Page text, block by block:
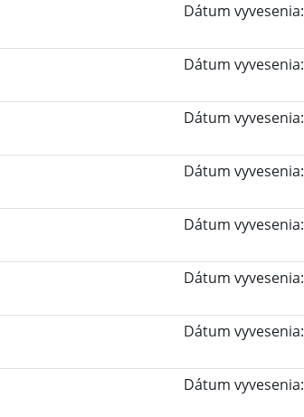
Dátum vyvesenia:
Dátum vyvesenia:
Dátum vyvesenia:
Dátum vyvesenia:
Dátum vyvesenia:
Dátum vyvesenia:
Dátum vyvesenia:
Dátum vyvesenia: